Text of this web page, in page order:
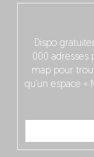
Dispo
000 adresses
map pour
qu’un espace